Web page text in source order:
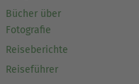
Bücher über
Fotografie
Reiseberichte
Reiseführer